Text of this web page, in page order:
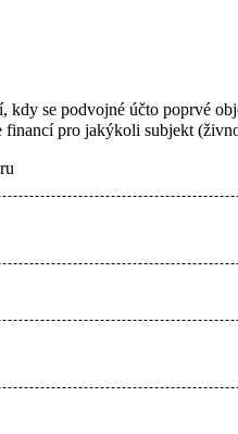
kdy se podvojné účto poprvé
pro jakýkoli subjekt